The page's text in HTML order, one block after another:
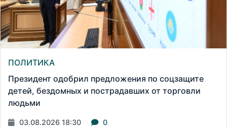
ПОЛИТИКА
Президент одобрил предложения по соцзащите
детей, бездомных и пострадавших от торговли
людьми
03.08.2026 18:30 0